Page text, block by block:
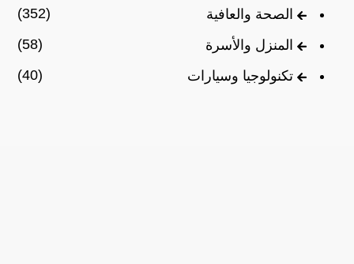
الصحة والعافية
(352)
المنزل والأسرة
(58)
تكنولوجيا وسيارات
(40)